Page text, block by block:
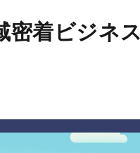
密着ビジネス